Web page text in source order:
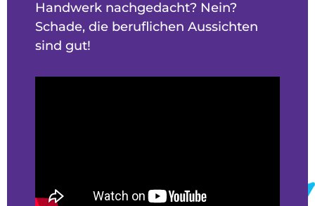
Handwerk nachgedacht? Nein?
Schade, die beruflichen Aussichten
sind gut!